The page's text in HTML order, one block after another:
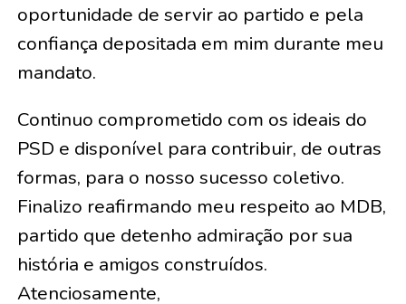
oportunidade de servir ao partido e pela
confiança depositada em mim durante meu
mandato.
Continuo comprometido com os ideais do
PSD e disponível para contribuir, de outras
formas, para o nosso sucesso coletivo.
Finalizo reafirmando meu respeito ao MDB,
partido que detenho admiração por sua
história e amigos construídos.
Atenciosamente,